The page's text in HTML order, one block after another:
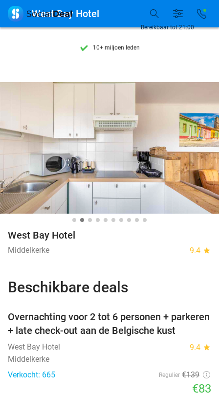
7 dagen per week beschikbaar
10+ miljoen leden
10+ miljoen leden
Bereikbaar tot 21:00
 West Bay Hotel
West Bay Hotel
Middelkerke 9.4 star
Beschikbare deals
Overnachting voor 2 tot 6 personen + parkeren
+ late check-out aan de Belgische kust
West Bay Hotel 9.4 star
Middelkerke
Verkocht: 665
Regulier €139
€83